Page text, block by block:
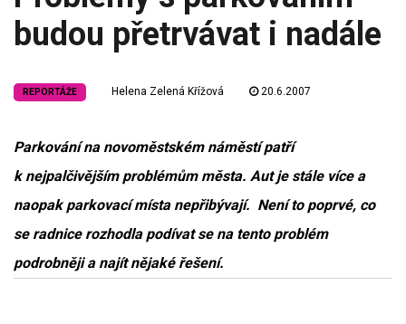
budou přetrvávat i nadále
REPORTÁŽE Helena Zelená Křížová 20.6.2007
Parkování na novoměstském náměstí patří
k nejpalčivějším problémům města. Aut je stále více a
naopak parkovací místa nepřibývají. Není to poprvé, co
se radnice rozhodla podívat se na tento problém
podrobněji a najít nějaké řešení.